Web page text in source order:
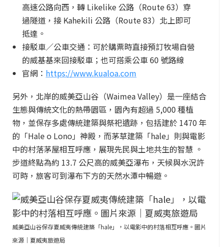
高速公路向西，轉 Likelike 公路（Route 63）穿
過隧道，接 Kahekili 公路（Route 83）北上即可
抵達。
接駁車／公車交通：可於購票時直接預訂牧場自營
的威基基來回接駁車；也可搭乘公車 60 號路線
官網： https://www.kualoa.com
另外，北岸的威美亞山谷（Waimea Valley）是一座結合
生態與傳統文化的熱帶園區，園內有超過 5,000 種植
物，並保存多處傳統建築與祭祀遺跡，包括建於 1470 年
的「Hale o Lono」神殿，而茅草建築「hale」則與電影
中的村落茅屋相互呼應，展現先民與土地共生的智慧 。
步道終點為約 13.7 公尺高的威美亞瀑布，天候與水況許
可時，旅客可到瀑布下方的天然水潭中暢遊。
威美亞山谷保存夏威夷傳統建築「hale」，以電影中的村落相互呼應。圖片
來源｜夏威夷旅遊局